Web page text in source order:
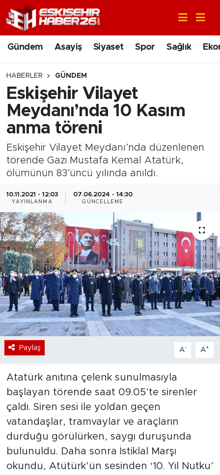
Gündem Asayiş Siyaset Spor Sağlık
HABERLER GÜNDEM
Eskişehir Vilayet
Meydanı’nda 10 Kasım
anma töreni
Eskişehir Vilayet Meydanı’nda düzenlenen
törende Gazi Mustafa Kemal Atatürk,
ölümünün 83’üncü yılında anıldı.
10.11.2021 - 12:03
YAYINLANMA
07.06.2024 - 14:30
GÜNCELLEME
Paylaş A- A+
Atatürk anıtına çelenk sunulmasıyla
başlayan törende saat 09.05’te sirenler
çaldı. Siren sesi ile yoldan geçen
vatandaşlar, tramvaylar ve araçların
durduğu görülürken, saygı duruşunda
bulunuldu. Daha sonra İstiklal Marşı
okundu, Atütürk’ün sesinden ‘10. Yıl Nutku’
Gündem
Asayiş
Siyaset
Spor
Ekonomi
Sanat
Bölge
Teknoloji
Magazin
Dünya
Sektör
Nöbetçi Eczaneler
Hava Durumu
Trafik Durumu
Süper Lig Puan Durumu ve Fikstür
Son Dakika Haberleri